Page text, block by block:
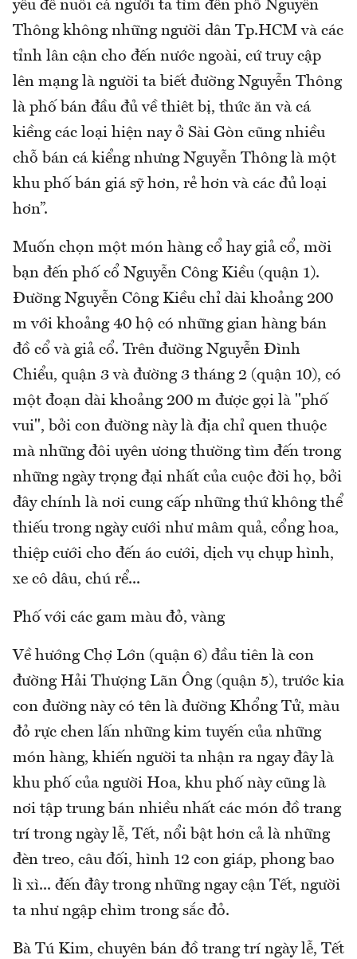
yếu để nuôi cá người ta tìm đến phố Nguyễn
Thông không những người dân Tp.HCM và các
tỉnh lân cận cho đến nước ngoài, cứ truy cập
lên mạng là người ta biết đường Nguyễn Thông
là phố bán đầu đủ về thiêt bị, thức ăn và cá
kiềng các loại hiện nay ở Sài Gòn cũng nhiều
chỗ bán cá kiểng nhưng Nguyễn Thông là một
khu phố bán giá sỹ hơn, rẻ hơn và các đủ loại
hơn”.
Muốn chọn một món hàng cổ hay giả cổ, mời
bạn đến phố cổ Nguyễn Công Kiều (quận 1).
Đường Nguyễn Công Kiều chỉ dài khoảng 200
m với khoảng 40 hộ có những gian hàng bán
đồ cổ và giả cổ. Trên đường Nguyễn Đình
Chiểu, quận 3 và đường 3 tháng 2 (quận 10), có
một đoạn dài khoảng 200 m được gọi là "phố
vui", bởi con đường này là địa chỉ quen thuộc
mà những đôi uyên ương thường tìm đến trong
những ngày trọng đại nhất của cuộc đời họ, bởi
đây chính là nơi cung cấp những thứ không thể
thiếu trong ngày cưới như mâm quả, cổng hoa,
thiệp cưới cho đến áo cưới, dịch vụ chụp hình,
xe cô dâu, chú rể...
Phố với các gam màu đỏ, vàng
Về hướng Chợ Lớn (quận 6) đầu tiên là con
đường Hải Thượng Lãn Ông (quận 5), trước kia
con đường này có tên là đường Khổng Tử, màu
đỏ rực chen lấn những kim tuyến của những
món hàng, khiến người ta nhận ra ngay đây là
khu phố của người Hoa, khu phố này cũng là
nơi tập trung bán nhiều nhất các món đồ trang
trí trong ngày lễ, Tết, nổi bật hơn cả là những
đèn treo, câu đối, hình 12 con giáp, phong bao
lì xì... đến đây trong những ngay cận Tết, người
ta như ngập chìm trong sắc đỏ.
Bà Tú Kim, chuyên bán đồ trang trí ngày lễ, Tết